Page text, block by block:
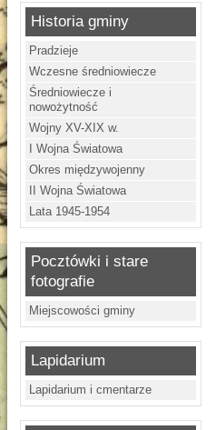
Historia gminy
Pradzieje
Wczesne średniowiecze
Średniowiecze i
nowożytność
Wojny XV-XIX w.
I Wojna Światowa
Okres międzywojenny
II Wojna Światowa
Lata 1945-1954
Pocztówki i stare
fotografie
Miejscowości gminy
Lapidarium
Lapidarium i cmentarze